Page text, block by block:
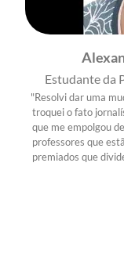
Estudante da
"Resolvi dar uma
troquei o fato
que me empolgou
professores que
premiados que